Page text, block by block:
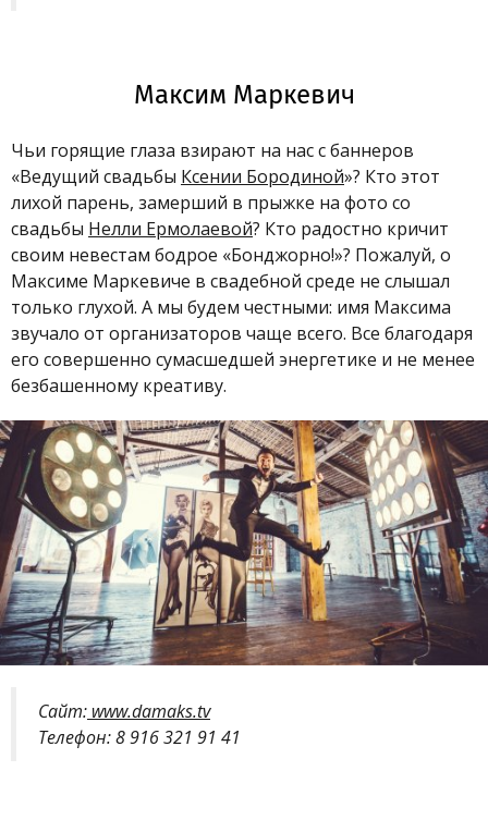
Максим Маркевич
Чьи горящие глаза взирают на нас с баннеров
«Ведущий свадьбы Ксении Бородиной»? Кто этот
лихой парень, замерший в прыжке на фото со
свадьбы Нелли Ермолаевой? Кто радостно кричит
своим невестам бодрое «Бонджорно!»? Пожалуй, о
Максиме Маркевиче в свадебной среде не слышал
только глухой. А мы будем честными: имя Максима
звучало от организаторов чаще всего. Все благодаря
его совершенно сумасшедшей энергетике и не менее
безбашенному креативу.
Сайт: www.damaks.tv
Телефон: 8 916 321 91 41